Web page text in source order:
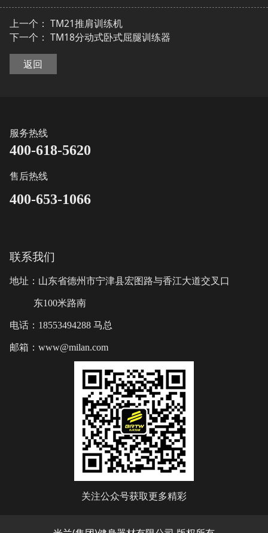
上一个： TM21推肩训练机
下一个： TM18分动式卧式屈腿训练器
返回
服务热线
400-618-5620
售后热线
400-653-1066
联系我们
地址：山东省德州市宁津县宏图路与香江大道交叉口
东100米路南
电话：18553494288 马总
邮箱：www@milan.com
关注公众号获取更多精彩